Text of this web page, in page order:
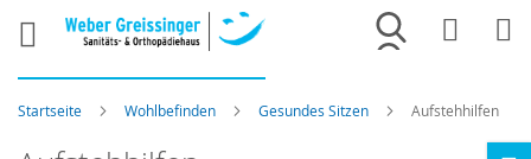
Merkliste
Startseite Wohlbefinden Gesundes Sitzen Aufstehhilfen